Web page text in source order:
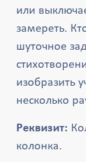
или
замереть.
шуточное
изобразить
несколько
Реквизит:
колонка.